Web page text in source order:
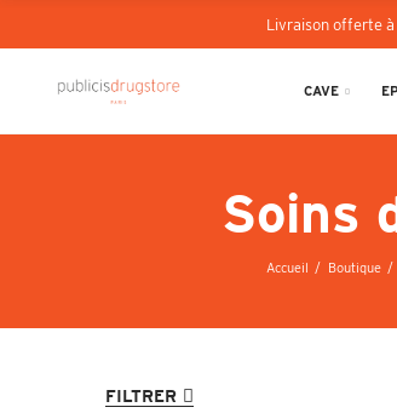
Livraison offerte
CAVE
Soins
Accueil Boutique
FILTRER